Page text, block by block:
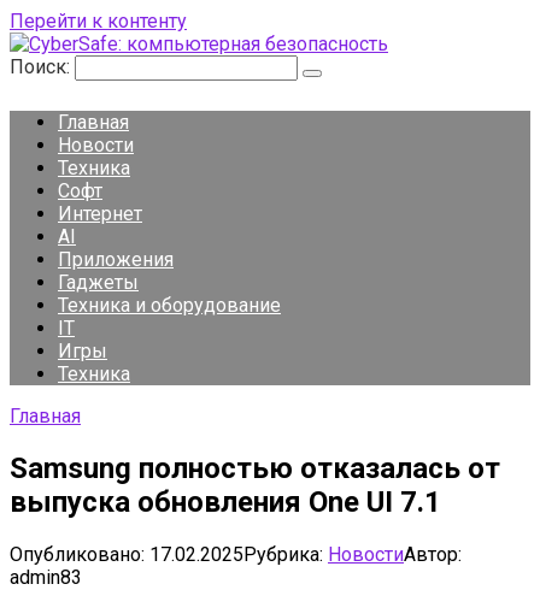
Перейти к контенту
Поиск:
Главная
Новости
Техника
Софт
Интернет
AI
Приложения
Гаджеты
Техника и оборудование
IT
Игры
Техника
Главная
Samsung полностью отказалась от
выпуска обновления One UI 7.1
Опубликовано: 17.02.2025Рубрика: НовостиАвтор:
admin83